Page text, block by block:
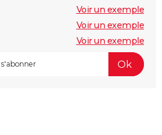
Voir un exemple
Voir un exemple
Voir un exemple